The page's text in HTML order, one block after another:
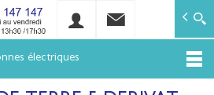
de réseaux électriques basse tension et
électriques